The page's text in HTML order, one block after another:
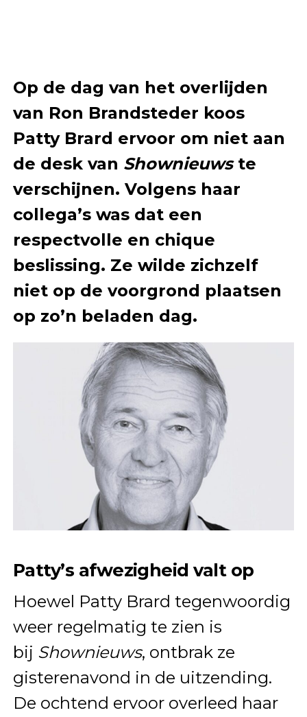
Op de dag van het overlijden
van Ron Brandsteder koos
Patty Brard ervoor om niet aan
de desk van Shownieuwste
verschijnen. Volgens haar
collega’s was dat een
respectvolle en chique
beslissing. Ze wilde zichzelf
niet op de voorgrond plaatsen
op zo’n beladen dag.
Patty’s afwezigheid valt op
Hoewel Patty Brard tegenwoordig
weer regelmatig te zien is
bij Shownieuws, ontbrak ze
gisterenavond in de uitzending.
De ochtend ervoor overleed haar